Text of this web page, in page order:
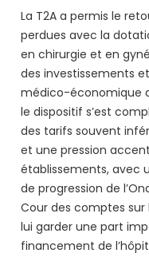
La T2A a permis le
perdues avec la
en chirurgie et en
des investissements
médico-économique
le dispositif s’est
des tarifs souvent
et une pression
établissements, avec
de progression de
Cour des comptes
lui garder une part
financement de